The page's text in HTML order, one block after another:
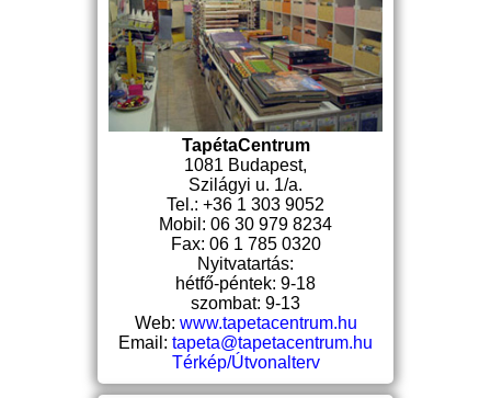
TapétaCentrum
1081 Budapest,
Szilágyi u. 1/a.
Tel.: +36 1 303 9052
Mobil: 06 30 979 8234
Fax: 06 1 785 0320
Nyitvatartás:
hétfő-péntek: 9-18
szombat: 9-13
Web: www.tapetacentrum.hu
Email: tapeta@tapetacentrum.hu
Térkép/Útvonalterv